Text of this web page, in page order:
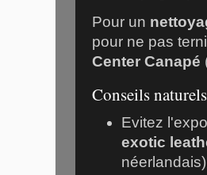
Pour un
pour ne pas
Center Canapé
Conseils
Evitez
exotic